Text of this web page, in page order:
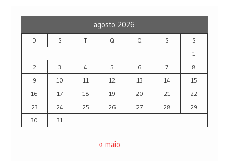
agosto 2026
D S T Q Q S
S
1
2
3 4 5 6 7
8
9
10 11 12 13 14
15
16
17 18 19 20 21
22
23
24 25 26 27 28
29
30
31
« maio